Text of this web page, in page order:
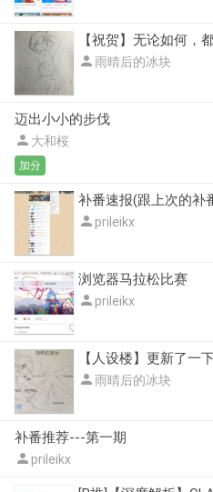
【祝贺】无论如何，
雨晴后的冰块
迈出小小的步伐
 大和桜
加分
 prileikx
浏览器马拉松比赛
 prileikx
【人设楼】更新了一
雨晴后的冰块
补番推荐---第一期
 prileikx